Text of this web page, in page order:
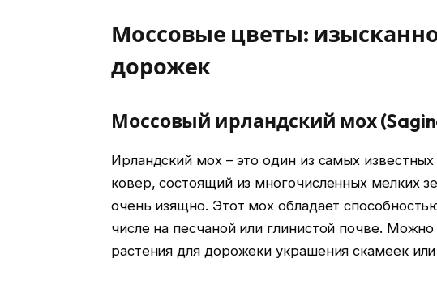
Моссовые цветы:
дорожек
Моссовый ирландский мох
Ирландский мох – это один из самых
ковер, состоящий из многочисленных мелких
очень изящно. Этот мох обладает
числе на песчаной или глинистой почве.
растения для дорожеки украшения скамеек или